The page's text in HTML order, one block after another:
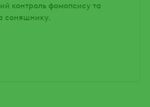
контроль фомопсису та
соняшнику.